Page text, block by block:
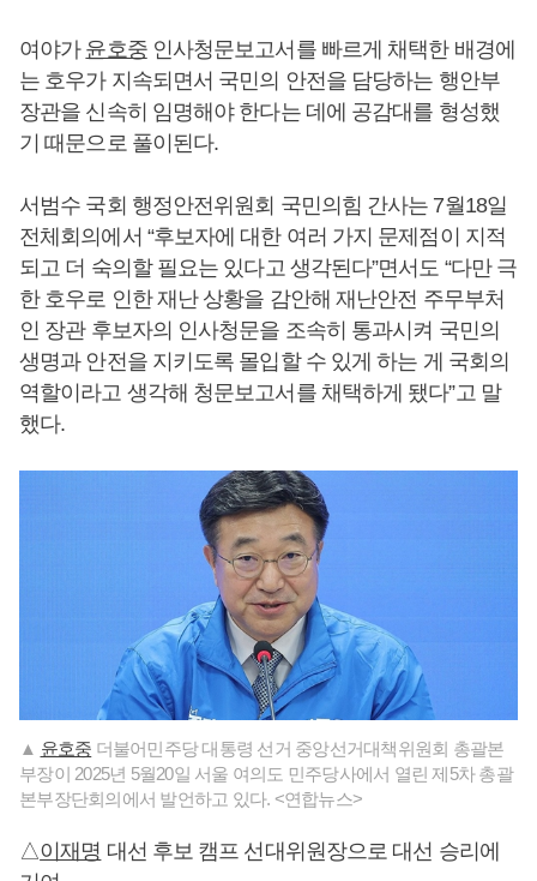
여야가 윤호중인사청문보고서를 빠르게 채택한 배경에
는 호우가 지속되면서 국민의 안전을 담당하는 행안부
장관을 신속히 임명해야 한다는 데에 공감대를 형성했
기 때문으로 풀이된다.
서범수 국회 행정안전위원회 국민의힘 간사는 7월18일
전체회의에서 “후보자에 대한 여러 가지 문제점이 지적
되고 더 숙의할 필요는 있다고 생각된다”면서도 “다만 극
한 호우로 인한 재난 상황을 감안해 재난안전 주무부처
인 장관 후보자의 인사청문을 조속히 통과시켜 국민의
생명과 안전을 지키도록 몰입할 수 있게 하는 게 국회의
역할이라고 생각해 청문보고서를 채택하게 됐다”고 말
했다.
▲ 윤호중 더불어민주당 대통령 선거 중앙선거대책위원회 총괄본
부장이 2025년 5월20일 서울 여의도 민주당사에서 열린 제5차 총괄
본부장단회의에서 발언하고 있다. <연합뉴스>
△이재명 대선 후보 캠프 선대위원장으로 대선 승리에